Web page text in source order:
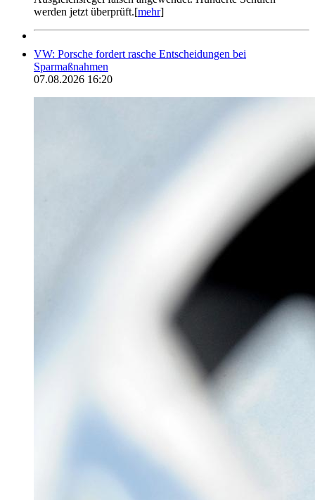
werden jetzt überprüft.[mehr]
VW: Porsche fordert rasche Entscheidungen bei
Sparmaßnahmen
07.08.2026 16:20